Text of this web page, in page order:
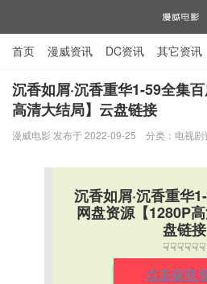
漫威电
首页 漫威资讯 DC资讯 其它资讯
电视剧资源 漫威图片
沉香如屑·沉香重华1-59全集
高清大结局】云盘链接
漫威电影 发布于 2022-09-25 分类： 电视剧
沉香如屑·沉香重华
网盘资源【1280P
盘链接
☟☟☟☟☟☟
点击获取